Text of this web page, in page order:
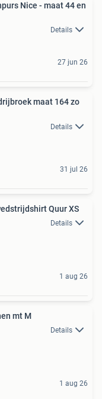
Nice - maat 44 en
Details
27 jun 26
maat 164 zo
Details
31 jul 26
Quur XS
Details
1 aug 26
mt M
Details
1 aug 26